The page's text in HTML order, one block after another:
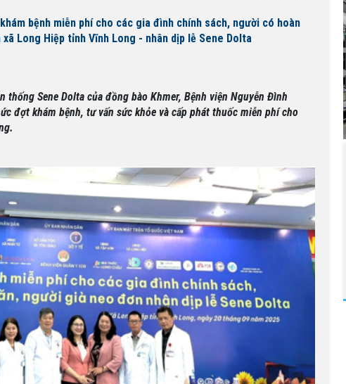
bệnh miễn phí cho các gia đình chính sách, người có hoàn
Long Hiệp tỉnh Vĩnh Long - nhân dịp lễ Sene Dolta
Sene Dolta của đồng bào Khmer, Bệnh viện Nguyễn Đình
đợt khám bệnh, tư vấn sức khỏe và cấp phát thuốc miễn phí cho